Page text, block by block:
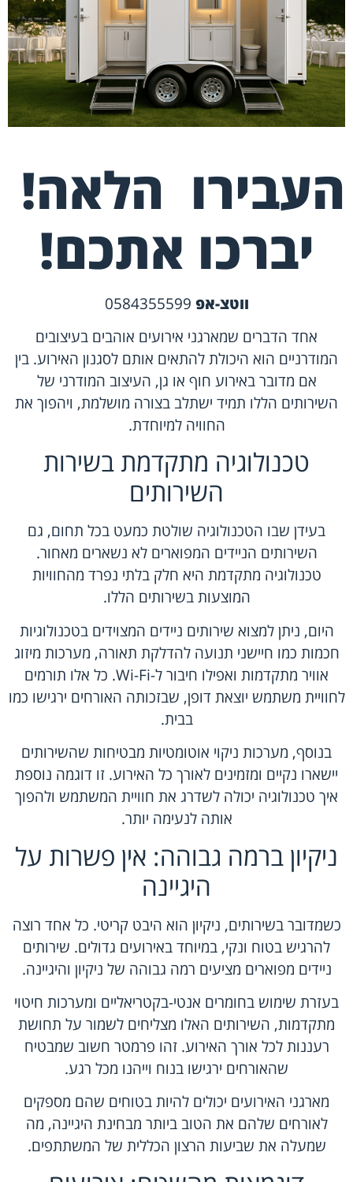
העבירו הלאה!
יברכו אתכם!
ווטצ-אפ 0584355599
אחד הדברים שמארגני אירועים אוהבים בעיצובים
המודרניים הוא היכולת להתאים אותם לסגנון האירוע. בין
אם מדובר באירוע חוף או גן, העיצוב המודרני של
השירותים הללו תמיד ישתלב בצורה מושלמת, ויהפוך את
החוויה למיוחדת.
טכנולוגיה מתקדמת בשירות
השירותים
בעידן שבו הטכנולוגיה שולטת כמעט בכל תחום, גם
השירותים הניידים המפוארים לא נשארים מאחור.
טכנולוגיה מתקדמת היא חלק בלתי נפרד מהחוויות
המוצעות בשירותים הללו.
היום, ניתן למצוא שירותים ניידים המצוידים בטכנולוגיות
חכמות כמו חיישני תנועה להדלקת תאורה, מערכות מיזוג
אוויר מתקדמות ואפילו חיבור ל-Wi-Fi. כל אלו תורמים
לחוויית משתמש יוצאת דופן, שבזכותה האורחים ירגישו כמו
בבית.
בנוסף, מערכות ניקוי אוטומטיות מבטיחות שהשירותים
יישארו נקיים ומזמינים לאורך כל האירוע. זו דוגמה נוספת
איך טכנולוגיה יכולה לשדרג את חוויית המשתמש ולהפוך
אותה לנעימה יותר.
ניקיון ברמה גבוהה: אין פשרות על
היגיינה
כשמדובר בשירותים, ניקיון הוא היבט קריטי. כל אחד רוצה
להרגיש בטוח ונקי, במיוחד באירועים גדולים. שירותים
ניידים מפוארים מציעים רמה גבוהה של ניקיון והיגיינה.
בעזרת שימוש בחומרים אנטי-בקטריאליים ומערכות חיטוי
מתקדמות, השירותים האלו מצליחים לשמור על תחושת
רעננות לכל אורך האירוע. זהו פרמטר חשוב שמבטיח
שהאורחים ירגישו בנוח וייהנו מכל רגע.
מארגני האירועים יכולים להיות בטוחים שהם מספקים
לאורחים שלהם את הטוב ביותר מבחינת היגיינה, מה
שמעלה את שביעות הרצון הכללית של המשתתפים.